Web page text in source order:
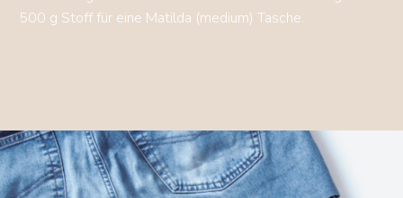
500 g Stoff für eine Matilda (medium) Tasche.